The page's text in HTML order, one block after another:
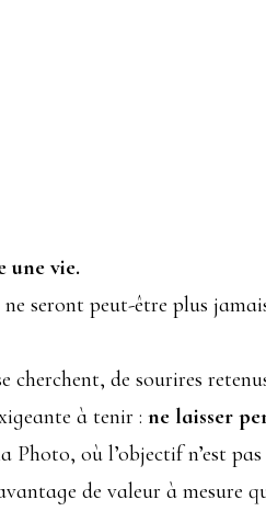
une vie.
seront peut-être plus
de sourires
à tenir : ne laisser
où l’objectif n’est
de valeur à mesure